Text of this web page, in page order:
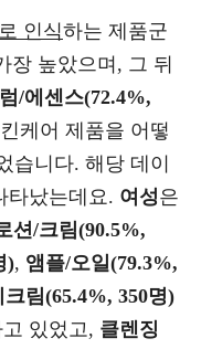
인식하는 제품군
장 높았으며, 그 뒤
/에센스(72.4%,
케어 제품을 어떻
습니다. 해당 데이
타났는데요. 여성은
션/크림(90.5%,
), 앰플/오일(79.3%,
크림(65.4%, 350명)
있었고, 클렌징